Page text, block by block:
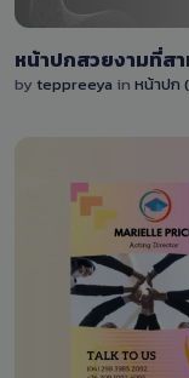
หน้าปกสวยงามที่ส
by teppreeya in หน้าปก